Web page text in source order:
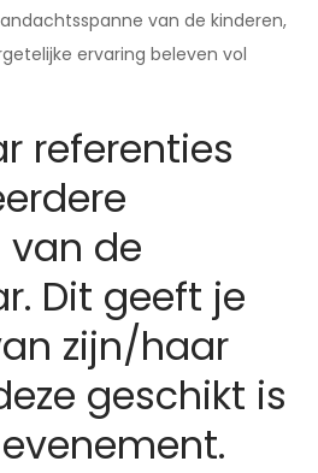
van de kinderen,
ervaring beleven vol
referenties
de
Dit geeft je
zijn/haar
geschikt is